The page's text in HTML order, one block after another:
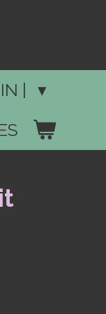
|